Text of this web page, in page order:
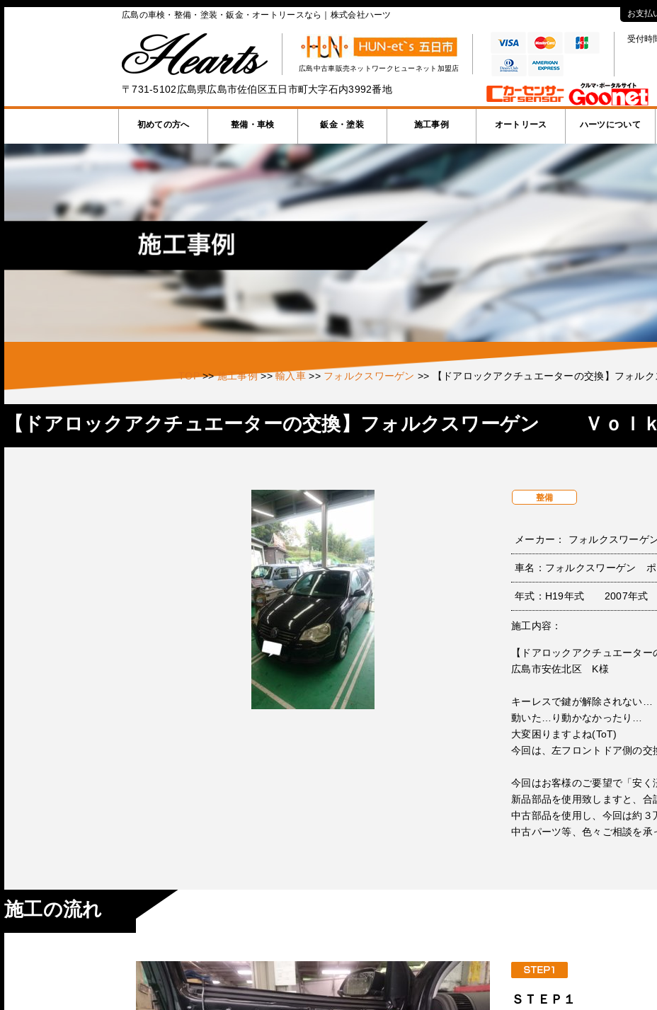
広島の車検・整備・塗装・鈑金・オートリースなら｜株式会社ハーツ お支払
広島中古車販売ネットワークヒューネット加盟店
受付時
〒731-5102広島県広島市佐伯区五日市町大字石内3992番地
初めての方へ 整備・車検 鈑金・塗装 施工事例 オートリース ハーツについて
TOP>>施工事例>>輸入車 >> フォルクスワーゲン >> 【ドアロックアクチュエーターの交換】フォ
【ドアロックアクチュエーターの交換】フォルクスワーゲン Ｖｏｌ
整備
メーカー： フォルクスワーゲ
車名：フォルクスワーゲン
年式：H19年式 2007年式
施工内容：
【ドアロックアクチュエーター
広島市安佐北区 K様
キーレスで鍵が解除されない…
動いた…り動かなかったり…
大変困りますよね(ToT)
今回は、左フロントドア側の交
今回はお客様のご要望で「安く
新品部品を使用致しますと、
中古部品を使用し、今回は約３
中古パーツ等、色々ご相談を承
施工の流れ
ＳＴＥＰ１